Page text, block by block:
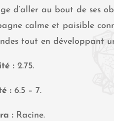
d’aller au bout de ses
calme et paisible
tout en développant
: 2.75.
: 6.5 – 7.
: Racine.